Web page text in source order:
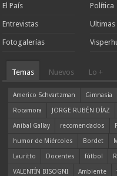
El País
Entrevistas
Fotogalerías
Política
Temas Nuevos Lo +
Americo Schvartzman Gimnasia
Rocamora
JORGE RUBÉN DÍAZ
Aníbal Gallay
recomendados
humor de Miércoles
Bordet
Lauritto
Docentes fútbol
VALENTÍN BISOGNI
Ambiente